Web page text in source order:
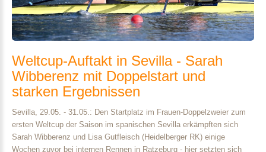
Weltcup-Auftakt in Sevilla - Sarah
Wibberenz mit Doppelstart und
starken Ergebnissen
Sevilla, 29.05. - 31.05.: Den Startplatz im Frauen-Doppelzweier zum
ersten Weltcup der Saison im spanischen Sevilla erkämpften sich
Sarah Wibberenz und Lisa Gutfleisch (Heidelberger RK) einige
Wochen zuvor bei internen Rennen in Ratzeburg - hier setzten sich